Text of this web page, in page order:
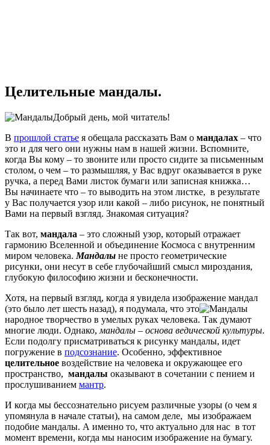
Целительные мандалы.
Добрый день, мой читатель!
В прошлой статье я обещала рассказать Вам о мандалах – что
это и для чего они нужны нам в нашей жизни. Вспомните,
когда Вы кому – то звоните или просто сидите за письменным
столом, о чем – то размышляя, у Вас вдруг оказывается в руке
ручка, а перед Вами листок бумаги или записная книжка…
Вы начинаете что – то выводить на этом листке, в результате
у Вас получается узор или какой – либо рисунок, не понятный
Вами на первый взгляд. Знакомая ситуация?
Так вот, мандала – это сложный узор, который отражает
гармонию Вселенной и объединение Космоса с внутренним
миром человека. Мандалы не просто геометрические
рисунки, они несут в себе глубочайший смысл мироздания,
глубокую философию жизни и бесконечности.
Хотя, на первый взгляд, когда я увидела изображение мандал
(это было лет шесть назад), я подумала, что это
народное творчество в умелых руках человека. Так думают
многие люди. Однако, мандалы – основа ведической культуры.
Если подолгу присматриваться к рисунку мандалы, идет
погружение в подсознание. Особенно, эффективное
целительное воздействие на человека и окружающее его
пространство, мандалы оказывают в сочетании с пением и
прослушиванием мантр.
И когда мы бессознательно рисуем различные узоры (о чем я
упомянула в начале статьи), на самом деле, мы изображаем
подобие мандалы. А именно то, что актуально для нас в тот
момент времени, когда мы наносим изображение на бумагу.